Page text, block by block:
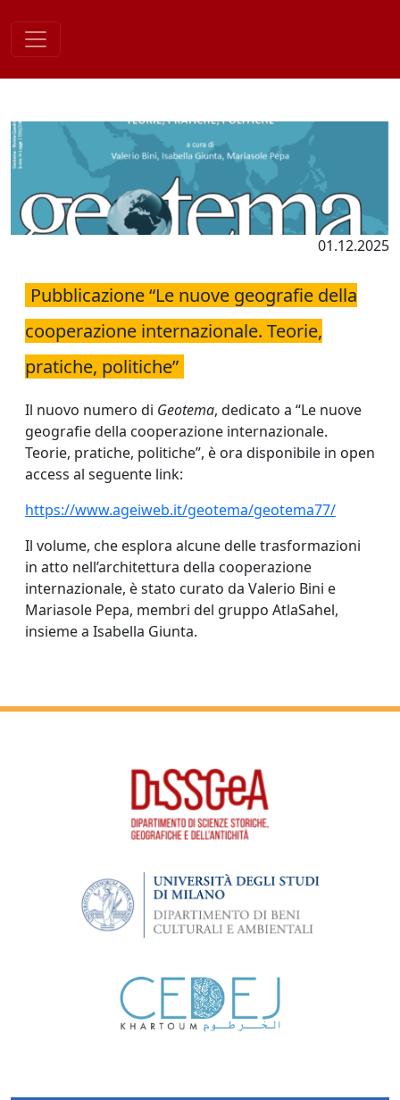
content
01.12.2025
Pubblicazione “Le nuove geografie della
cooperazione internazionale. Teorie,
pratiche, politiche”
Il nuovo numero di Geotema, dedicato a “Le nuove
geografie della cooperazione internazionale.
Teorie, pratiche, politiche”, è ora disponibile in open
access al seguente link:
https://www.ageiweb.it/geotema/geotema77/
Il volume, che esplora alcune delle trasformazioni
in atto nell’architettura della cooperazione
internazionale, è stato curato da Valerio Bini e
Mariasole Pepa, membri del gruppo AtlaSahel,
insieme a Isabella Giunta.